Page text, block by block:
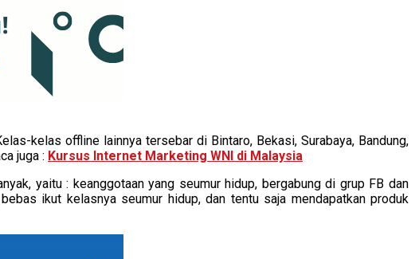
kelas offline lainnya tersebar di Bintaro, Bekasi, Surabaya, Bandung,
juga : Kursus Internet Marketing WNI di Malaysia
yaitu : keanggotaan yang seumur hidup, bergabung di grup FB dan
ikut kelasnya seumur hidup, dan tentu saja mendapatkan produk